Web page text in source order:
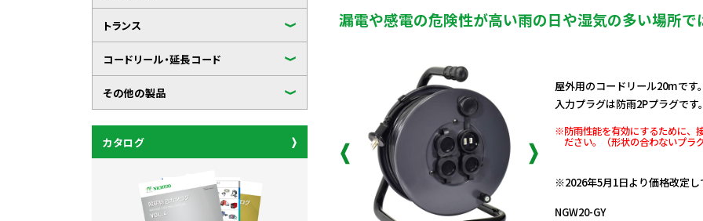
トランス
コードリール・延長コード
その他の製品
カタログ
漏電や感電の危険性が高い雨の日や湿気の多い場所
屋外用のコードリール20mです
入力プラグは防雨2Pプラグです
※防雨性能を有効にするために、
ださい。（形状の合わないプラ
※2026年5月1日より価格改定し
NGW20-GY